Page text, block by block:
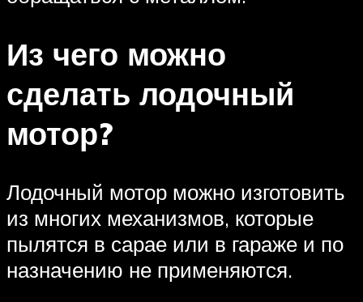
Из чего можно
сделать лодочный
мотор?
Лодочный мотор можно изготовить
из многих механизмов, которые
пылятся в сарае или в гараже и по
назначению не применяются.